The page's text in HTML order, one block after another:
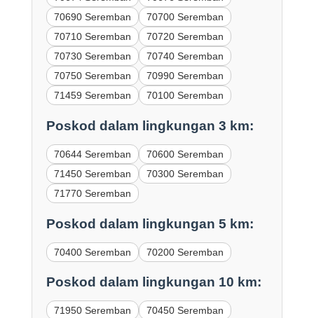
70690 Seremban
70700 Seremban
70710 Seremban
70720 Seremban
70730 Seremban
70740 Seremban
70750 Seremban
70990 Seremban
71459 Seremban
70100 Seremban
Poskod dalam lingkungan 3 km:
70644 Seremban
70600 Seremban
71450 Seremban
70300 Seremban
71770 Seremban
Poskod dalam lingkungan 5 km:
70400 Seremban 70200 Seremban
Poskod dalam lingkungan 10 km:
71950 Seremban
70450 Seremban